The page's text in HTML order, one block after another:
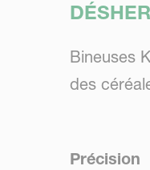
Bineuses
des
Précision